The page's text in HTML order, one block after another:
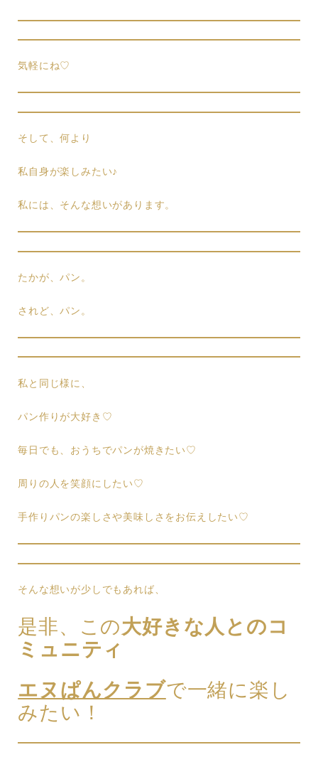
気軽にね♡
そして、何より
私自身が楽しみたい♪
私には、そんな想いがあります。
たかが、パン。
されど、パン。
私と同じ様に、
パン作りが大好き♡
毎日でも、おうちでパンが焼きたい♡
周りの人を笑顔にしたい♡
手作りパンの楽しさや美味しさをお伝えしたい♡
そんな想いが少しでもあれば、
是非、この大好きな人とのコ
ミュニティ
エヌぱんクラブで一緒に楽し
みたい！